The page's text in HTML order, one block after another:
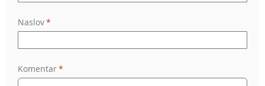
Naslov
Komentar